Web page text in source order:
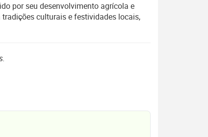
por seu desenvolvimento agrícola e
culturais e festividades locais,